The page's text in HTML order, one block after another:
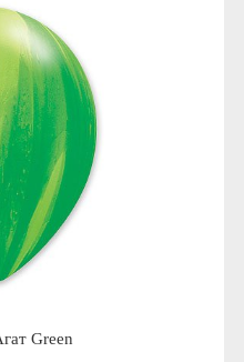
Green